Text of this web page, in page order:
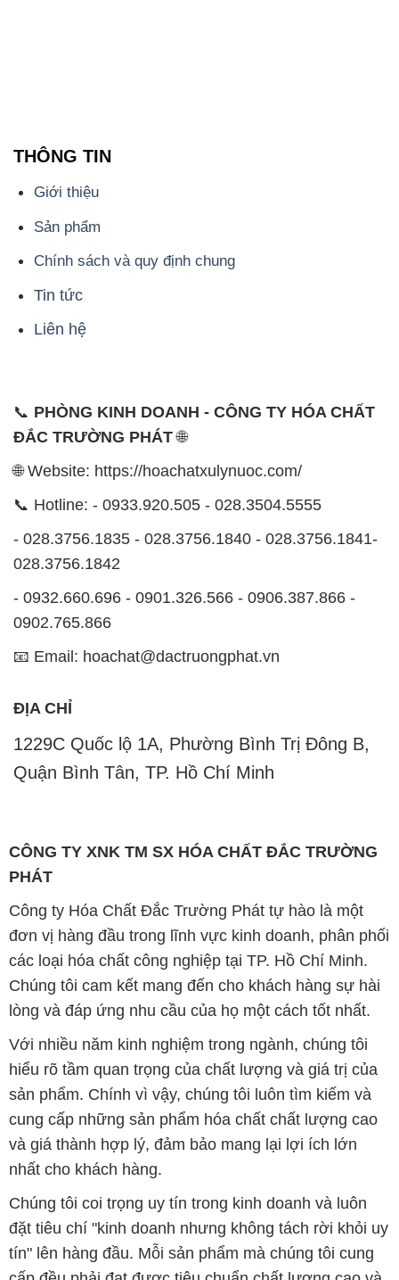
Chính sách và quy định chung
Tin tức
Liên hệ
📞
PHÒNG KINH DOANH - CÔNG TY HÓA CHẤT
ĐẮC TRƯỜNG PHÁT
- 028.3756.1835 - 028.3756.1840 - 028.3756.1841-
0902.765.866
📧 Email: hoachat@dactruongphat.vn
ĐỊA CHỈ
1229C Quốc lộ 1A, Phường Bình Trị Đông B,
Quận Bình Tân, TP. Hồ Chí Minh
CÔNG TY XNK TM SX HÓA CHẤT ĐẮC TRƯỜNG
PHÁT
các loại hóa chất công nghiệp tại TP. Hồ Chí Minh.
Chúng tôi cam kết mang đến cho khách hàng sự hài
lòng và đáp ứng nhu cầu của họ một cách tốt nhất.
Với nhiều năm kinh nghiệm trong ngành, chúng tôi
hiểu rõ tầm quan trọng của chất lượng và giá trị của
sản phẩm. Chính vì vậy, chúng tôi luôn tìm kiếm và
cung cấp những sản phẩm hóa chất chất lượng cao
và giá thành hợp lý, đảm bảo mang lại lợi ích lớn
nhất cho khách hàng.
Chúng tôi coi trọng uy tín trong kinh doanh và luôn
đặt tiêu chí "kinh doanh nhưng không tách rời khỏi uy
tín" lên hàng đầu. Mỗi sản phẩm mà chúng tôi cung
cấp đều phải đạt được tiêu chuẩn chất lượng cao và
đáp ứng được yêu cầu của khách hàng. Chúng tôi tin
rằng sự hài lòng của đối tác là thành công của chúng
tôi và sự phát triển bền vững chỉ có thể đạt được khi
cùng nhau hợp tác và phát triển.